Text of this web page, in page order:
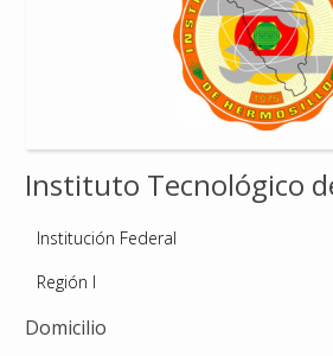
Reuniones y Conferencias
Publicaciones
Afiliación
Instituto Tecnológico
Institución Federal
Región I
Domicilio